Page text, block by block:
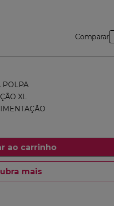
Comparar
POLPA
XL
ao carrinho
mais